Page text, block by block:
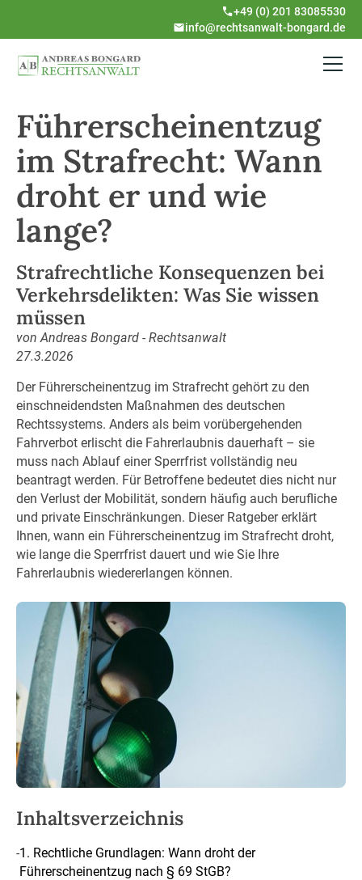
+49 (0) 201 83085530
info@rechtsanwalt-bongard.de
Führerscheinentzug
im Strafrecht: Wann
droht er und wie
lange?
Strafrechtliche Konsequenzen bei
Verkehrsdelikten: Was Sie wissen
müssen
von Andreas Bongard - Rechtsanwalt
27.3.2026
Der Führerscheinentzug im Strafrecht gehört zu den
einschneidendsten Maßnahmen des deutschen
Rechtssystems. Anders als beim vorübergehenden
Fahrverbot erlischt die Fahrerlaubnis dauerhaft – sie
muss nach Ablauf einer Sperrfrist vollständig neu
beantragt werden. Für Betroffene bedeutet dies nicht nur
den Verlust der Mobilität, sondern häufig auch berufliche
und private Einschränkungen. Dieser Ratgeber erklärt
Ihnen, wann ein Führerscheinentzug im Strafrecht droht,
wie lange die Sperrfrist dauert und wie Sie Ihre
Fahrerlaubnis wiedererlangen können.
Inhaltsverzeichnis
-1. Rechtliche Grundlagen: Wann droht der
Führerscheinentzug nach § 69 StGB?